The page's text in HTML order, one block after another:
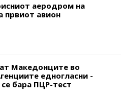
аеродром на
првиот авион
Македонците во
едногласни -
бара ПЦР-тест